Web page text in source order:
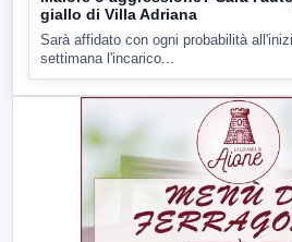
giallo di Villa Adriana
Sarà affidato con ogni probabilità
settimana l'incarico...